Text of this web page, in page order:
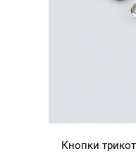
Кнопки